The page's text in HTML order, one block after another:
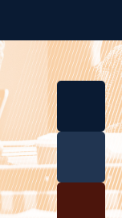
Curricul
Profesio